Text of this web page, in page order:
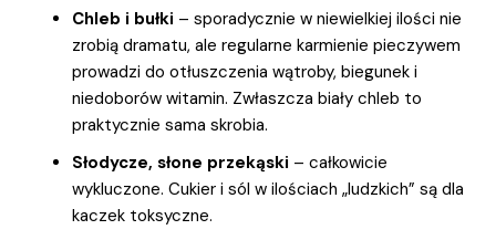
Chleb i bułki – sporadycznie w niewielkiej ilości nie
zrobią dramatu, ale regularne karmienie pieczywem
prowadzi do otłuszczenia wątroby, biegunek i
niedoborów witamin. Zwłaszcza biały chleb to
praktycznie sama skrobia.
Słodycze, słone przekąski – całkowicie
wykluczone. Cukier i sól w ilościach „ludzkich” są dla
kaczek toksyczne.